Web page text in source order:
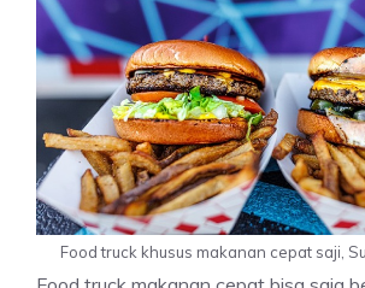
Food truck khusus makanan cepat saji,